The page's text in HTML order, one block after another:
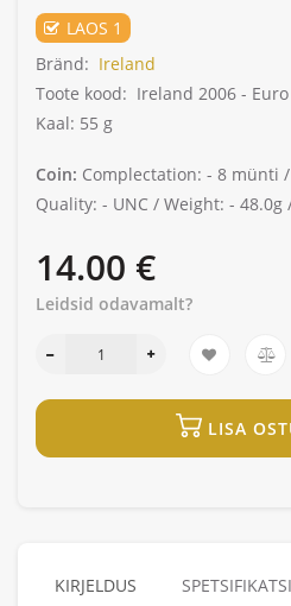
LAOS 1
Bränd: Ireland
Toote kood: Ireland 2006 -
Kaal: 55 g
Coin: Complectation: - 8 münti /
Quality: - UNC / Weight: - 48.0g
14.00 €
Leidsid odavamalt?
LISA
KIRJELDUS